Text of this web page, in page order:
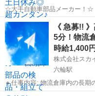
☆大手自動車部品メーカー！☆ ＜部品
たい方必見！ 人気のコツコツ
は部品製造から始めてみませ
関われます★ 比較的カン...
愛知 岡崎市 倉庫
《 急募!!
5分！物流
時給1,400円
株式会社スカ
六輪駅
🔸仕事内容: 物流倉庫内の長期
の入出庫作業、ピッキングや仕